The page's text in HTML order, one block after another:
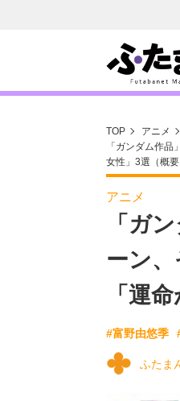
TOP
アニメ
「ガンダム作
女性」3選（概要
アニメ
「ガ
ーン
「運
#富野由悠季
ふたま